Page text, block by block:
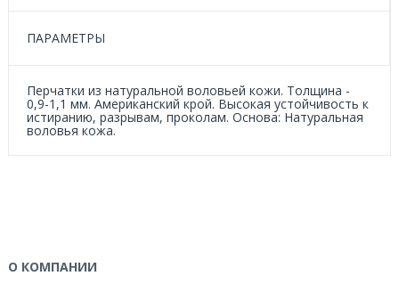
ПАРАМЕТРЫ
Перчатки из натуральной воловьей кожи. Толщина -
0,9-1,1 мм. Американский крой. Высокая устойчивость к
истиранию, разрывам, проколам. Основа: Натуральная
воловья кожа.
О КОМПАНИИ